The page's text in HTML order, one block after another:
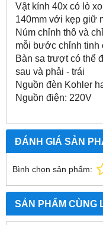
Vật kính 40x có lò
140mm với kẹp giữ
Núm chỉnh thô và
mỗi bước chỉnh tinh
Bàn sa trượt có thể
sau và phải - trái
Nguồn đèn Kohler
Nguồn điện: 220V
ĐÁNH GIÁ SẢN
Bình chọn sản phẩm:
SẢN PHẨM CÙNG